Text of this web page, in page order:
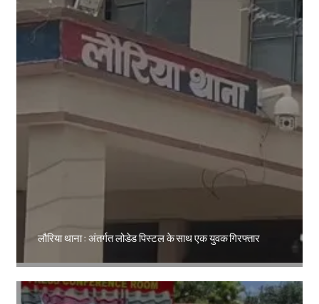
लौरिया थाना : अंतर्गत लोडेड पिस्टल के साथ एक युवक गिरफ्तार